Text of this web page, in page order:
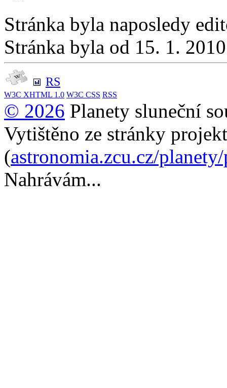
Stránka byla naposledy
Stránka byla od 15. 1.
RS
W3C XHTML 1.0 W3C CSS RSS
© 2026 Planety sluneční
Vytištěno ze stránky
(astronomia.zcu.cz/
Nahrávám...